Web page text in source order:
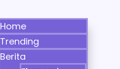
Home
Trending
Berita